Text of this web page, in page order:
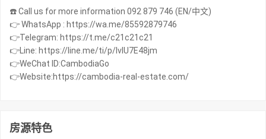
☎️ Call us for more information 092 879 746 (EN/中文)
👉 WhatsApp : https://wa.me/85592879746
👉Telegram: https://t.me/c21c21c21
👉Line: https://line.me/ti/p/IvIU7E48jm
👉WeChat ID:CambodiaGo
👉Website:https://cambodia-real-estate.com/
房源特色